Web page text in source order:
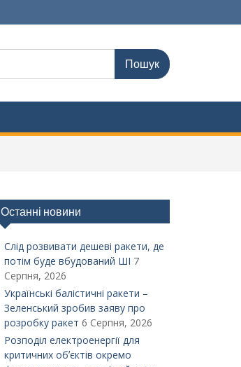
Останні новини
Слід розвивати дешеві ракети, де
потім буде вбудований ШІ 7
Серпня, 2026
Українські балістичні ракети –
Зеленський зробив заяву про
розробку ракет 6 Серпня, 2026
Розподіл електроенергії для
критичних обʼєктів окремо